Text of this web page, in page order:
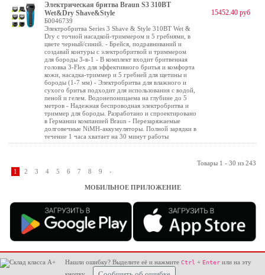
Электрическая бритва Braun S3 310BT
Wet&Dry Shave&Style
Б0046739
Электробритва Series 3 Shave & Style 310BT Wet &
Dry с точной насадкой-триммером и 5 гребнями, в
цвете черный/синий. - Брейся, подравниваний и
создавай контуры с электробритвой и триммером
для бороды 3-в-1 - В комплект входит бритвенная
головка 3-Flex для эффективного бритья и комфорта
кожи, насадка-триммер и 5 гребней для щетины и
бороды (1-7 мм) - Электробритва для влажного и
сухого бритья подходит для использования с водой,
пеной и гелем. Водонепоницаема на глубине до 5
метров - Надежная беспроводная электробритва и
триммер для бороды. Разработано и спроектировано
в Германии компанией Braun - Перезаряжаемые
долговечные NiMH-аккумуляторы. Полной зарядки в
течение 1 часа хватает на 30 минут работы
15452.40 руб
Товары 1 - 30 из 243
1
2 3 4 5 6 7 8 9 ›
МОБИЛЬНОЕ ПРИЛОЖЕНИЕ
Нашли ошибку? Выделите её и нажмите Ctrl + Enter или на эту
кнопку